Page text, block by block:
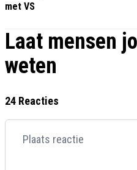
met VS
Laat mensen
weten
24 Reacties